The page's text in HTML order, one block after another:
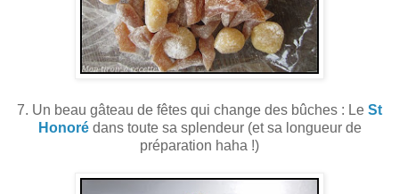
7. Un beau gâteau de fêtes qui change des bûches : Le St
Honorédans toute sa splendeur (et sa longueur de
préparation haha !)